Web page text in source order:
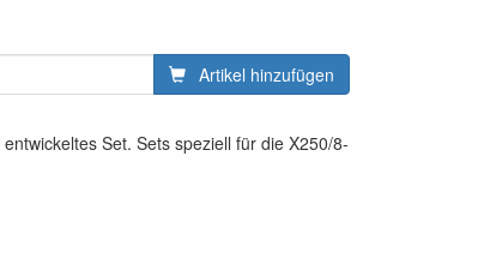
Artikel hinzufügen
Set. Sets speziell für die X250/8-